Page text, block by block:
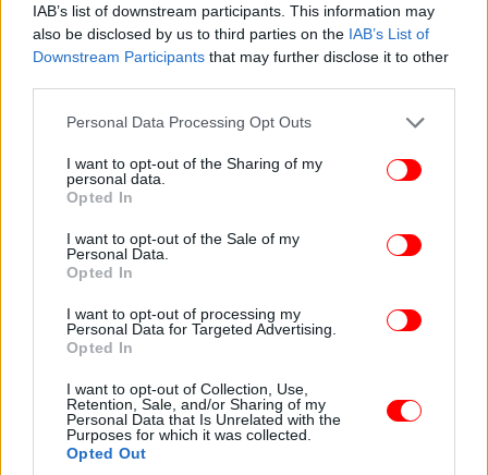
IAB’s list of downstream participants. This information may
also be disclosed by us to third parties on the IAB’s List of
Downstream Participants that may further disclose it to other
Please note that this website/app uses one or more Google
not limited to your visit or usage behaviour. You may click to
grant or deny consent to Google and its third-party tags to
use your data for below specified purposes in below Google
consent section.
Personal Data Processing Opt Outs
I want to opt-out of the Sharing of my
personal data.
Opted In
I want to opt-out of the Sale of my
Personal Data.
Opted In
I want to opt-out of processing my
Personal Data for Targeted Advertising.
Opted In
I want to opt-out of Collection, Use,
Retention, Sale, and/or Sharing of my
Personal Data that Is Unrelated with the
Purposes for which it was collected.
Opted Out
Πάρκου δύο από τους 12 μαυρόγυπες εντοπίστηκαν
λίγα λεπτά από την στιγμή που είχαν καταναλώσει
έλαβαν σε τοπικό κτηνιατρείο απελευθερώθηκαν
μέσα στις δύο πρώτες ημέρες και επέστρεψαν στο
Ο «Ιωάννα» στάθηκε τυχερός μέσα στην ατυχία του
κι αυτό είναι που προκάλεσε μεγαλύτερη αίσθηση